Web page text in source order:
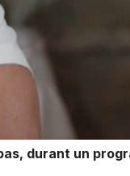
durant un